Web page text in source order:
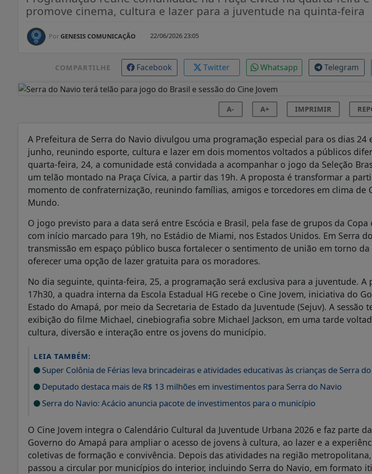
promove cinema, cultura e lazer para a juventude na quinta-feira
Por GENESIS COMUNICAÇÃO 22/06/2026 23:05
COMPARTILHE Facebook Twitter Whatsapp Telegram
A- A+ IMPRIMIR
A Prefeitura de Serra do Navio divulgou uma programação especial para os dias 24
junho, reunindo esporte, cultura e lazer em dois momentos voltados a públicos
quarta-feira, 24, a comunidade está convidada a acompanhar o jogo da Seleção
um telão montado na Praça Cívica, a partir das 19h. A proposta é transformar a
momento de confraternização, reunindo famílias, amigos e torcedores em clima de
Mundo.
O jogo previsto para a data será entre Escócia e Brasil, pela fase de grupos da Copa
com início marcado para 19h, no Estádio de Miami, nos Estados Unidos. Em Serra
transmissão em espaço público busca fortalecer o sentimento de união em torno da
oferecer uma opção de lazer gratuita para os moradores.
No dia seguinte, quinta-feira, 25, a programação será exclusiva para a juventude. A
17h30, a quadra interna da Escola Estadual HG recebe o Cine Jovem, iniciativa do
Estado do Amapá, por meio da Secretaria de Estado da Juventude (Sejuv). A sessão
exibição do filme Michael, cinebiografia sobre Michael Jackson, em uma tarde
cultura, diversão e interação entre os jovens do município.
LEIA TAMBÉM:
Super Colônia de Férias leva brincadeiras e atividades educativas às crianças de Serra
Deputado destaca mais de R$ 13 milhões em investimentos para Serra do Navio
Serra do Navio: Acácio anuncia pacote de investimentos para o município
O Cine Jovem integra o Calendário Cultural da Juventude Urbana 2026 e faz parte
Governo do Amapá para ampliar o acesso de jovens à cultura, ao lazer e a
coletivas de formação e convivência. Depois das atividades na região
passou a circular por municípios do interior, incluindo Serra do Navio, em formato